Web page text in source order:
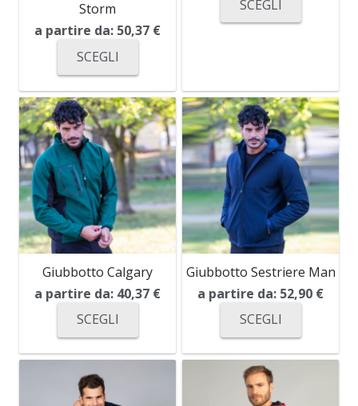
Storm
a partire da: 50,37 €
SCEGLI
SCEGLI
Giubbotto Calgary
a partire da: 40,37 €
SCEGLI
Giubbotto Sestriere Man
a partire da: 52,90 €
SCEGLI